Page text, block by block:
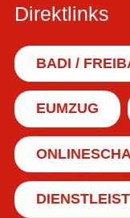
Direktlinks
BADI /
EUMZUG